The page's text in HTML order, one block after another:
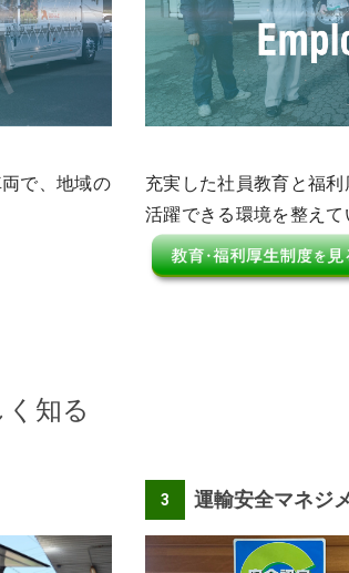
で、地域の
充実した社員教育と福
活躍できる環境を整えて
知る
3 運輸安全マネジ